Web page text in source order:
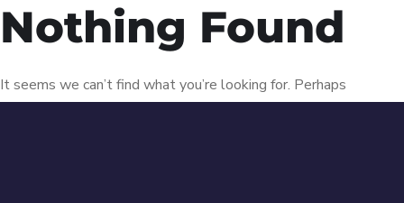
Nothing Found
It seems we can’t find what you’re looking for. Perhaps